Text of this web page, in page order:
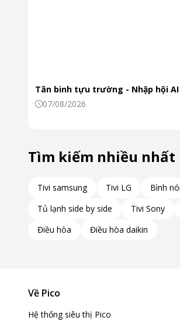
Bảo vệ sức khỏe với công nghệ
Tân binh tựu trường - Nhập hội AI
07/08/2026
Tìm kiếm nhiều nhất
Tivi samsung Tivi LG Bình
Tủ lạnh side by side
Tivi Sony
Điều hòa
Điều hòa daikin
Về Pico
Hệ thống siêu thị Pico